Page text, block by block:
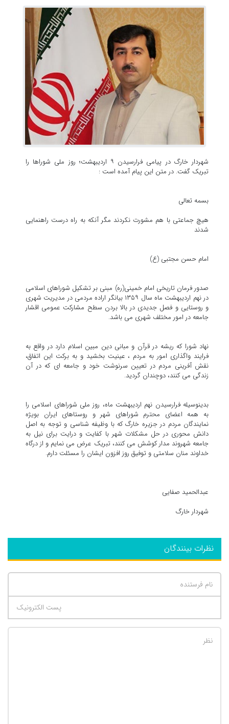
شهردار خارگ در پیامی فرارسیدن ۹ اردیبهشت؛ روز ملی شوراها را
تبریک گفت. در متن این پیام آمده است :
بسمه تعالی
هیچ جماعتی با هم مشورت نکردند مگر آنکه به راه درست راهنمایی
شدند
امام حسن مجتبی (ع)
صدور فرمان تاریخی امام خمینی(ره) مبنی بر تشکیل شوراهای اسلامی
در نهم اردیبهشت ماه سال ۱۳۵۹ بیانگر اراده مردمی در مدیریت شهری
و روستایی و فصل جدیدی در بالا بردن سطح مشارکت عمومی اقشار
جامعه در امور مختلف شهری می باشد.
نهاد شورا که ریشه در قرآن و مبانی دین مبین اسلام دارد در واقع به
فرایند واگذاری امور به مردم ، عینیت بخشید و به برکت این اتفاق،
نقش آفرینی مردم در تعیین سرنوشت خود و جامعه ای که در آن
زندگی می کنند، دوچندان گردید.
بدینوسیله فرارسیدن نهم اردیبهشت ماه، روز ملی شوراهای اسلامی را
به همه اعضای محترم شوراهای شهر و روستاهای ایران بویژه
نمایندگان مردم در جزیره خارگ که با وظیفه شناسی و توجه به اصل
دانش محوری در حل مشکلات شهر با کفایت و درایت برای نیل به
جامعه شهروند مدار کوشش می کنند، تبریک عرض می نمایم و از درگاه
خداوند منان سلامتی و توفیق روز افزون ایشان را مسئلت دارم.
عبدالحمید صفایی
شهردار خارگ
نظرات بینندگان